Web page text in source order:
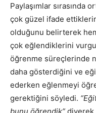
Paylaşımlar sırasında
çok güzel ifade
olduğunu belirterek
çok eğlendiklerini
öğrenme süreçlerinde
daha gösterdiğini ve
ederken eğlenmeyi
gerektiğini söyledi.